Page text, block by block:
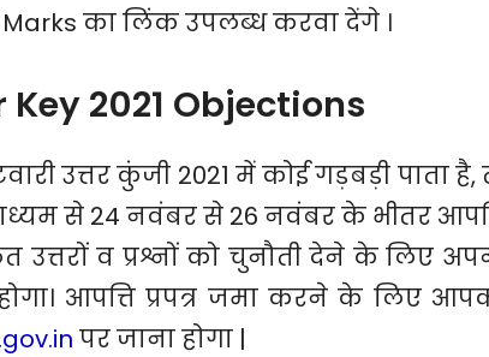
का लिंक उपलब्ध करवा देंगे ।
2021 Objections
उत्तर कुंजी 2021 में कोई गड़बड़ी पाता है,
से 24 नवंबर से 26 नवंबर के भीतर
उत्तरों व प्रश्नों को चुनौती देने के लिए
आपत्ति प्रपत्र जमा करने के लिए
पर जाना होगा |